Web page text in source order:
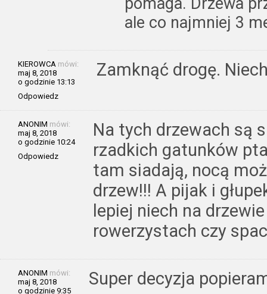
ale co najmniej 3
KIEROWCA mówi:
maj 8, 2018
o godzinie 13:13
Odpowiedz
Zamknąć drogę.
ANONIM mówi:
maj 8, 2018
o godzinie 10:24
Odpowiedz
Na tych drzewach są
rzadkich gatunków
tam siadają, nocą
drzew!!! A pijak i
lepiej niech na
rowerzystach czy
ANONIM mówi:
maj 8, 2018
o godzinie 9:35
Super decyzja